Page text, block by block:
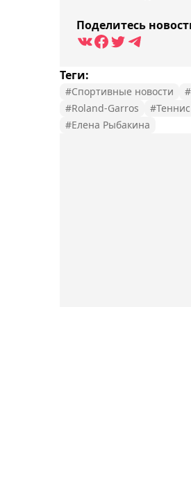
Поделитесь
Теги:
#Спортивные новости
#Roland-Garros
#Теннис
#Елена Рыбакина